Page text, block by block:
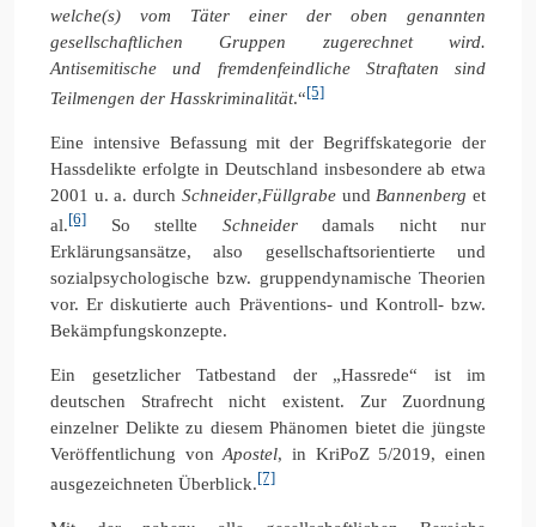
welche(s) vom Täter einer der oben genannten
gesellschaftlichen Gruppen zugerechnet wird.
Antisemitische und fremdenfeindliche Straftaten sind
Teilmengen der Hasskriminalität.“[5]
Eine intensive Befassung mit der Begriffskategorie der
Hassdelikte erfolgte in Deutschland insbesondere ab etwa
2001 u. a. durch Schneider,Füllgrabeund Bannenberg et
al.[6] So stellte Schneiderdamals nicht nur
Erklärungsansätze, also gesellschaftsorientierte und
sozialpsychologische bzw. gruppendynamische Theorien
vor. Er diskutierte auch Präventions- und Kontroll- bzw.
Bekämpfungskonzepte.
Ein gesetzlicher Tatbestand der „Hassrede“ ist im
deutschen Strafrecht nicht existent. Zur Zuordnung
einzelner Delikte zu diesem Phänomen bietet die jüngste
Veröffentlichung vonApostel, in KriPoZ 5/2019, einen
ausgezeichneten Überblick.[7]